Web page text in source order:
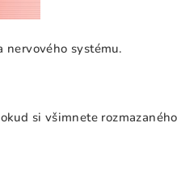
nervového systému.
si všimnete